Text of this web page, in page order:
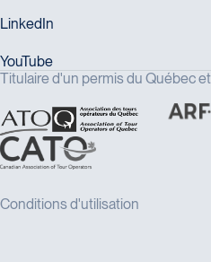
Titulaire d'un permis du Québec